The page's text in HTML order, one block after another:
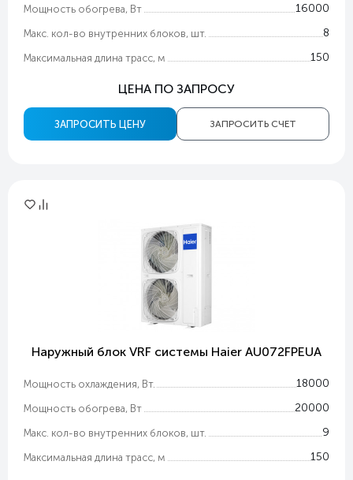
Мощность обогрева, Вт 16000
Макс. кол-во внутренних блоков, шт. 8
Максимальная длина трасс, м 150
ЦЕНА ПО ЗАПРОСУ
ЗАПРОСИТЬ СЧЕТ
ЗАПРОСИТЬ ЦЕНУ
Наружный блок VRF системы Haier AU072FPEUA
Мощность охлаждения, Вт. 18000
Мощность обогрева, Вт 20000
Макс. кол-во внутренних блоков, шт. 9
Максимальная длина трасс, м 150